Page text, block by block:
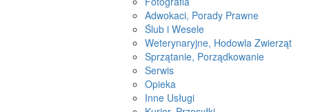
Adwokaci, Porady Prawne
Ślub i Wesele
Weterynaryjne, Hodowla Zwierząt
Sprzątanie, Porządkowanie
Serwis
Opieka
Inne Usługi